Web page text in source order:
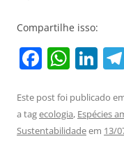
Compartilhe isso:
F
c
e
W
at
s
Li
k
e
Este post foi publicado
a tagecologia, Espécies
Sustentabilidadeem 13/